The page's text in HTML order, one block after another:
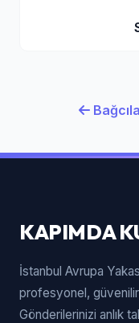
KAPIMDA
İstanbul Avrupa
profesyonel,
Gönderilerinizi anlık